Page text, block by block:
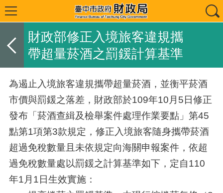
財政部修正入境旅客違規攜
帶超量菸酒之罰鍰計算基準
為遏止入境旅客違規攜帶超量菸酒，並衡平菸酒
市價與罰鍰之落差，財政部於109年10月5日修正
發布「菸酒查緝及檢舉案件處理作業要點」第45
點第1項第3款規定，修正入境旅客隨身攜帶菸酒
超過免稅數量且未依規定向海關申報案件，依超
過免稅數量處以罰鍰之計算基準如下，定自110
年1月1日生效實施：